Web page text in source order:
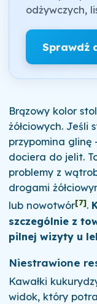
odżywczych,
Sprawdź
Brązowy kolor
żółciowych. Jeśli
przypomina glinę
dociera do jelit.
problemy z
drogami
lub nowotwór[7].
szczególnie z
pilnej wizyty u
Niestrawione
Kawałki
widok, który